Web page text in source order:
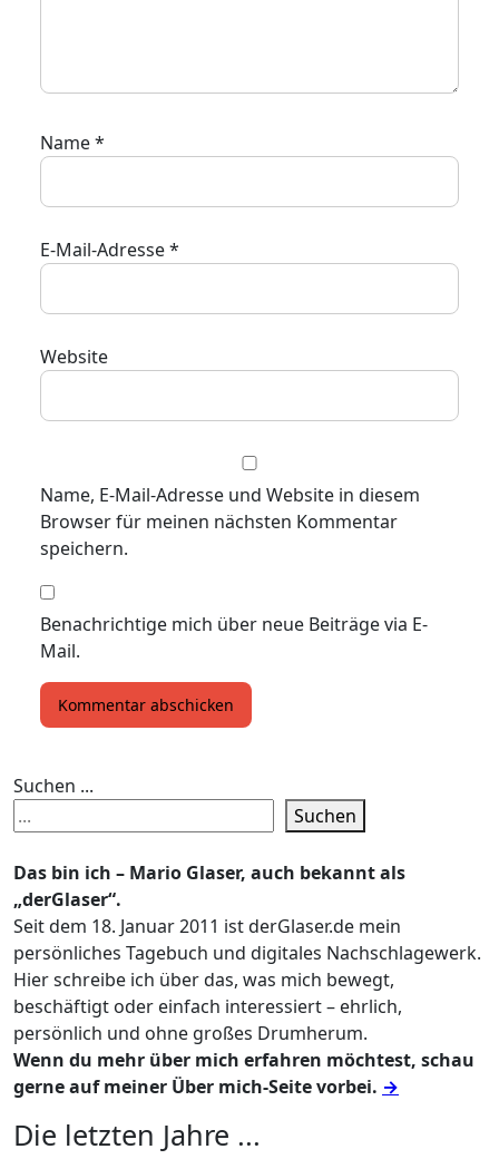
Name*
E-Mail-Adresse*
Website
Name, E-Mail-Adresse und Website in diesem
Browser für meinen nächsten Kommentar
speichern.
Benachrichtige mich über neue Beiträge via E-
Mail.
Suchen ...
Suchen
Das bin ich – Mario Glaser, auch bekannt als
„derGlaser“.
Seit dem 18. Januar 2011 ist derGlaser.de mein
persönliches Tagebuch und digitales Nachschlagewerk.
Hier schreibe ich über das, was mich bewegt,
beschäftigt oder einfach interessiert – ehrlich,
persönlich und ohne großes Drumherum.
Wenn du mehr über mich erfahren möchtest, schau
gerne auf meiner Über mich-Seite vorbei. →
Die letzten Jahre ...